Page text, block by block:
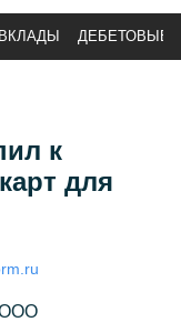
ВКЛАДЫ ДЕБЕТОВЫЕ
к
для
ООО